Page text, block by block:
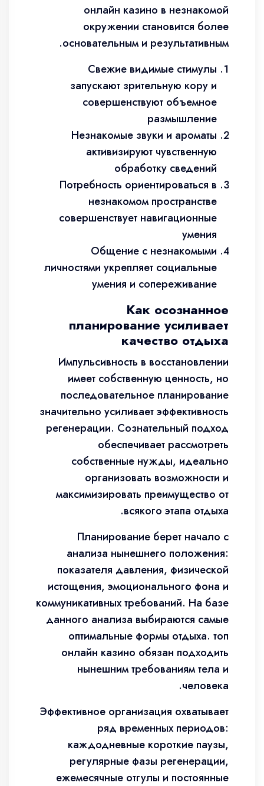
онлайн казино в незнакомой
окружении становится более
основательным и результативным.
Свежие видимые стимулы
запускают зрительную кору и
совершенствуют объемное
размышление
Незнакомые звуки и ароматы
активизируют чувственную
обработку сведений
Потребность ориентироваться в
незнакомом пространстве
совершенствует навигационные
умения
Общение с незнакомыми
личностями укрепляет социальные
умения и сопереживание
Как осознанное
планирование усиливает
качество отдыха
Импульсивность в восстановлении
имеет собственную ценность, но
последовательное планирование
значительно усиливает эффективность
регенерации. Сознательный подход
обеспечивает рассмотреть
собственные нужды, идеально
организовать возможности и
максимизировать преимущество от
всякого этапа отдыха.
Планирование берет начало с
анализа нынешнего положения:
показателя давления, физической
истощения, эмоционального фона и
коммуникативных требований. На базе
данного анализа выбираются самые
оптимальные формы отдыха. топ
онлайн казино обязан подходить
нынешним требованиям тела и
человека.
Эффективное организация охватывает
ряд временных периодов:
каждодневные короткие паузы,
регулярные фазы регенерации,
ежемесячные отгулы и постоянные